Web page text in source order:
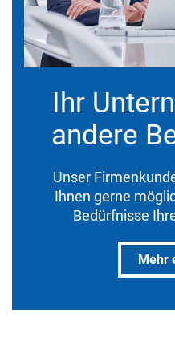
Ihr
andere
Unser
Ihnen gerne
Bedürfnisse
Mehr